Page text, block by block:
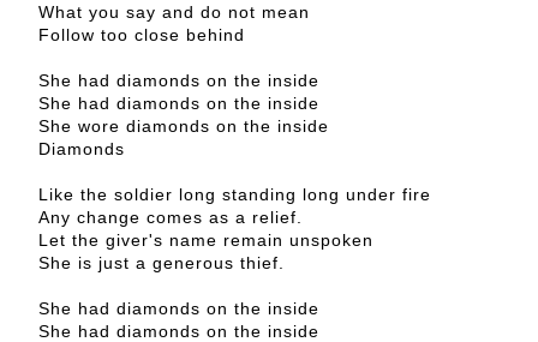
What you say and do not mean
Follow too close behind
She had diamonds on the inside
She had diamonds on the inside
She wore diamonds on the inside
Diamonds
Like the soldier long standing long under fire
Any change comes as a relief.
Let the giver's name remain unspoken
She is just a generous thief.
She had diamonds on the inside
She had diamonds on the inside